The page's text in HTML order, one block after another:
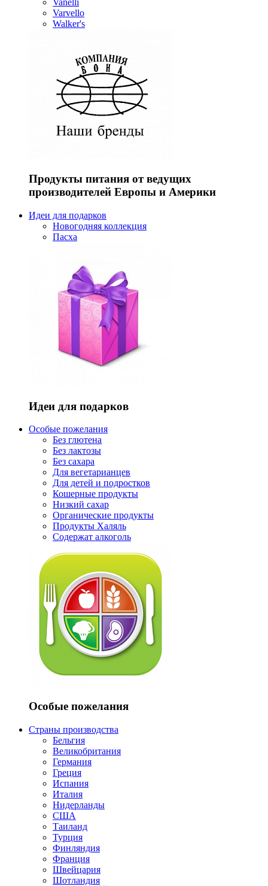
Vanelli
Varvello
Walker's
Продукты питания от ведущих
производителей Европы и Америки
Идеи для подарков
Новогодняя коллекция
Пасха
Идеи для подарков
Особые пожелания
Без глютена
Без лактозы
Без сахара
Для вегетарианцев
Для детей и подростков
Кошерные продукты
Низкий сахар
Органические продукты
Продукты Халяль
Содержат алкоголь
Особые пожелания
Страны производства
Бельгия
Великобритания
Германия
Греция
Испания
Италия
Нидерланды
США
Таиланд
Турция
Финляндия
Франция
Швейцария
Шотландия